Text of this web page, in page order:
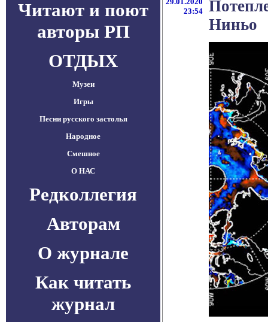
Читают и поют
авторы РП
ОТДЫХ
Музеи
Игры
Песни русского застолья
Народное
Смешное
О НАС
Редколлегия
Авторам
О журнале
Как читать
журнал
23:54
Ниньо